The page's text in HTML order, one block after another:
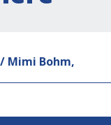
Mimi Bohm,